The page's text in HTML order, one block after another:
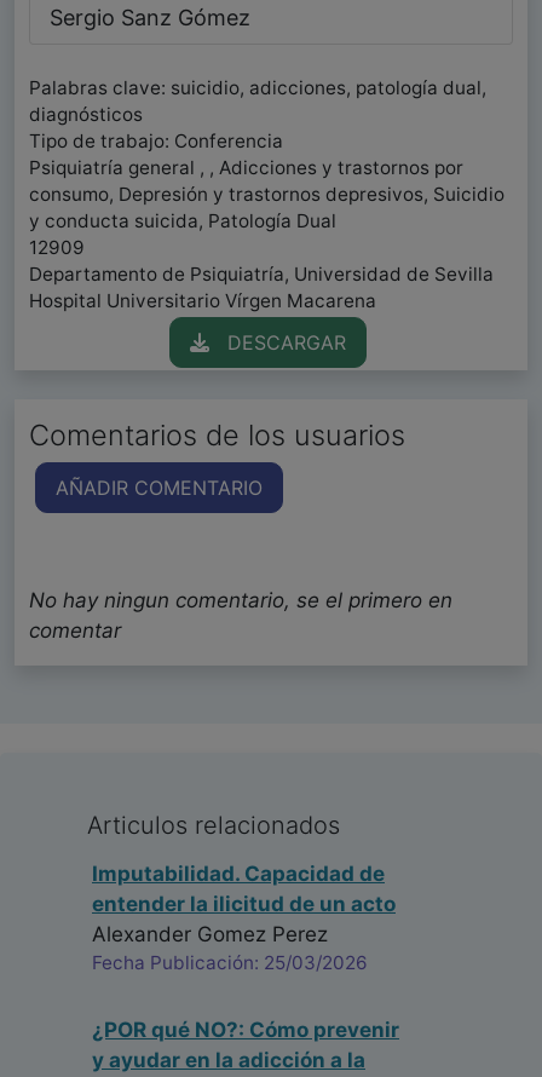
Sergio Sanz Gómez
Palabras clave: suicidio, adicciones, patología dual,
diagnósticos
Tipo de trabajo: Conferencia
Psiquiatría general , , Adicciones y trastornos por
consumo, Depresión y trastornos depresivos, Suicidio
y conducta suicida, Patología Dual
12909
Departamento de Psiquiatría, Universidad de Sevilla
Hospital Universitario Vírgen Macarena
DESCARGAR
Comentarios de los usuarios
AÑADIR COMENTARIO
No hay ningun comentario, se el primero en
comentar
Articulos relacionados
Imputabilidad. Capacidad de
entender la ilicitud de un acto
Alexander Gomez Perez
Fecha Publicación: 25/03/2026
¿POR qué NO?: Cómo prevenir
y ayudar en la adicción a la